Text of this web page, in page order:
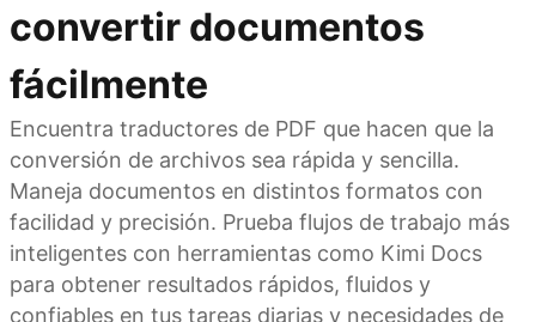
convertir documentos
fácilmente
Encuentra traductores de PDF que hacen que la
conversión de archivos sea rápida y sencilla.
Maneja documentos en distintos formatos con
facilidad y precisión. Prueba flujos de trabajo más
inteligentes con herramientas como Kimi Docs
para obtener resultados rápidos, fluidos y
confiables en tus tareas diarias y necesidades de